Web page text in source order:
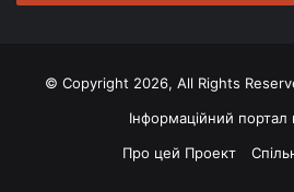
© Copyright 2026, All Rights
Інформаційний
Про цей Проект